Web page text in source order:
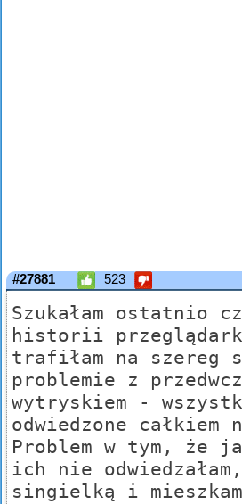
#27881 523
Szukałam ostatnio
historii
trafiłam na szereg
problemie z
wytryskiem -
odwiedzone całkiem
Problem w tym, że
ich nie
singielką i mieszkam